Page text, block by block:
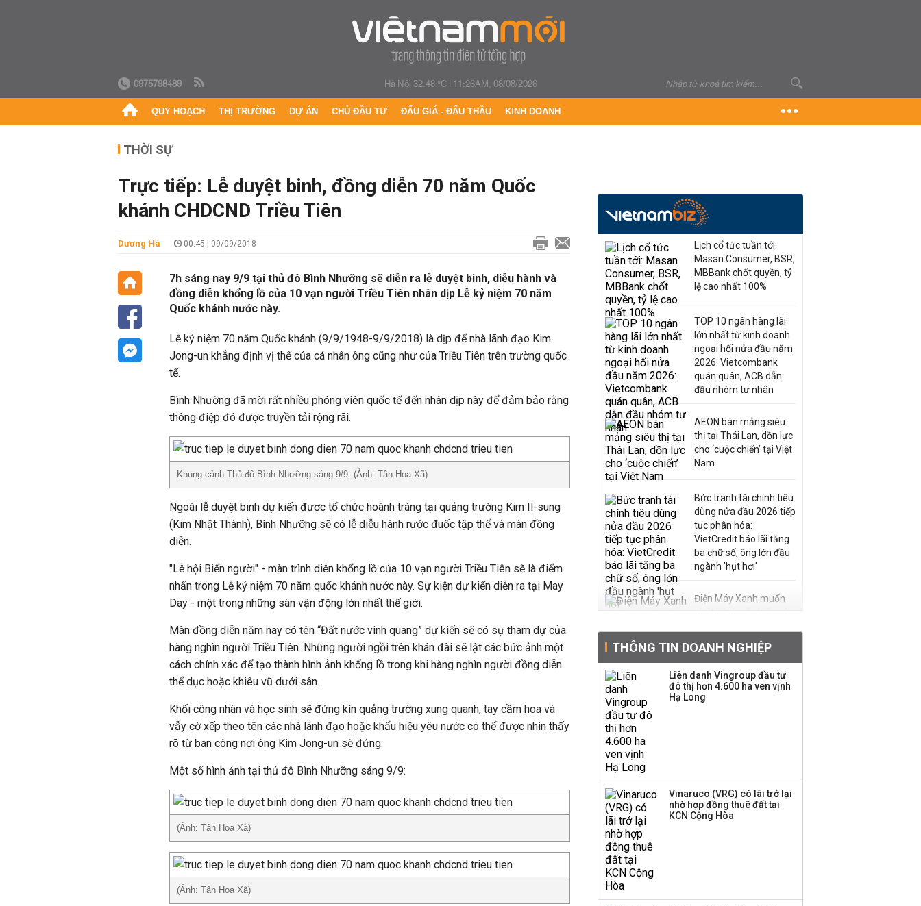
0975798489 Hà Nội 32.48 °C| 11:26AM, 08/08/2026
QUY HOẠCH THỊ TRƯỜNG DỰ ÁN CHỦ ĐẦU TƯ ĐẤU GIÁ - ĐẤU THẦU KINH DOANH
THỜI SỰ
Trực tiếp: Lễ duyệt binh, đồng diễn 70 năm Quốc
khánh CHDCND Triều Tiên
Dương Hà 00:45 | 09/09/2018
7h sáng nay 9/9 tại thủ đô Bình Nhưỡng sẽ diễn ra lễ duyệt binh, diễu hành và
đồng diễn khổng lồ của 10 vạn người Triều Tiên nhân dịp Lễ kỷ niệm 70 năm
Quốc khánh nước này.
Lễ kỷ niệm 70 năm Quốc khánh (9/9/1948-9/9/2018) là dịp để nhà lãnh đạo Kim
Jong-un khẳng định vị thế của cá nhân ông cũng như của Triều Tiên trên trường quốc
tế.
Bình Nhưỡng đã mời rất nhiều phóng viên quốc tế đến nhân dịp này để đảm bảo rằng
thông điệp đó được truyền tải rộng rãi.
Khung cảnh Thủ đô Bình Nhưỡng sáng 9/9. (Ảnh: Tân Hoa Xã)
Ngoài lễ duyệt binh dự kiến được tổ chức hoành tráng tại quảng trường Kim Il-sung
(Kim Nhật Thành), Bình Nhưỡng sẽ có lễ diễu hành rước đuốc tập thể và màn đồng
diễn.
"Lễ hội Biển người" - màn trình diễn khổng lồ của 10 vạn người Triều Tiên sẽ là điểm
nhấn trong Lễ kỷ niệm 70 năm quốc khánh nước này. Sự kiện dự kiến diễn ra tại May
Day - một trong những sân vận động lớn nhất thế giới.
Màn đồng diễn năm nay có tên “Đất nước vinh quang” dự kiến sẽ có sự tham dự của
hàng nghìn người Triều Tiên. Những người ngồi trên khán đài sẽ lật các bức ảnh một
cách chính xác để tạo thành hình ảnh khổng lồ trong khi hàng nghìn người đồng diễn
thể dục hoặc khiêu vũ dưới sân.
Khối công nhân và học sinh sẽ đứng kín quảng trường xung quanh, tay cầm hoa và
vẫy cờ xếp theo tên các nhà lãnh đạo hoặc khẩu hiệu yêu nước có thể được nhìn thấy
rõ từ ban công nơi ông Kim Jong-un sẽ đứng.
Một số hình ảnh tại thủ đô Bình Nhưỡng sáng 9/9:
(Ảnh: Tân Hoa Xã)
(Ảnh: Tân Hoa Xã)
Lịch cổ tức tuần tới:
Masan Consumer, BSR,
MBBank chốt quyền, tỷ
lệ cao nhất 100%
TOP 10 ngân hàng lãi
lớn nhất từ kinh doanh
ngoại hối nửa đầu năm
2026: Vietcombank
quán quân, ACB dẫn
đầu nhóm tư nhân
AEON bán mảng siêu
thị tại Thái Lan, dồn lực
cho ‘cuộc chiến’ tại Việt
Nam
Bức tranh tài chính tiêu
dùng nửa đầu 2026 tiếp
tục phân hóa:
VietCredit báo lãi tăng
ba chữ số, ông lớn đầu
ngành 'hụt hơi'
Điện Máy Xanh muốn
phát hành cổ phiếu với
Sau nhịp điều chỉnh
mạnh, CTCK nhìn thấy
cơ hội ở nhóm cổ phiếu
thanh lý toàn bộ cửa
hàng
THÔNG TIN DOANH NGHIỆP
Liên danh Vingroup đầu tư
đô thị hơn 4.600 ha ven vịnh
Hạ Long
Vinaruco (VRG) có lãi trở lại
nhờ hợp đồng thuê đất tại
KCN Cộng Hòa